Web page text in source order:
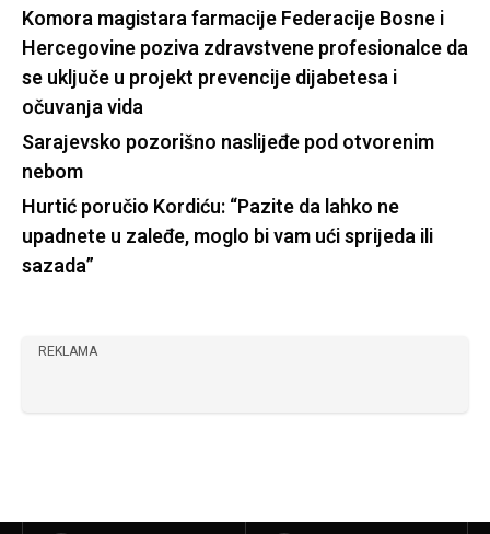
Komora magistara farmacije Federacije Bosne i
Hercegovine poziva zdravstvene profesionalce da
se uključe u projekt prevencije dijabetesa i
očuvanja vida
Sarajevsko pozorišno naslijeđe pod otvorenim
nebom
Hurtić poručio Kordiću: “Pazite da lahko ne
upadnete u zaleđe, moglo bi vam ući sprijeda ili
sazada”
REKLAMA